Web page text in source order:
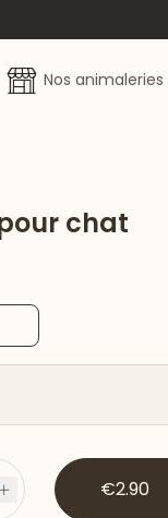
Nos animaleries
chat
Plus €2.90